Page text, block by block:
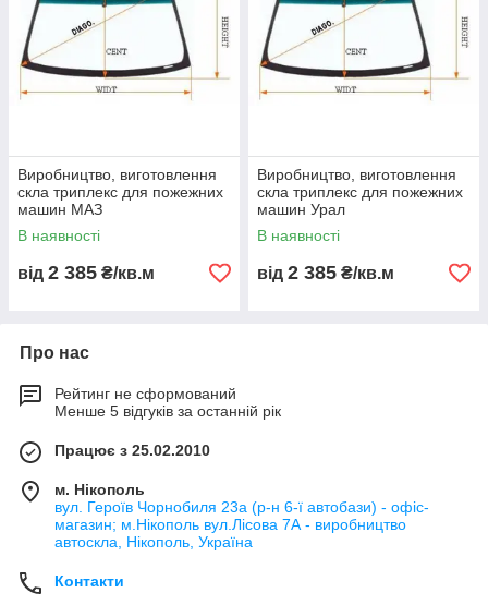
Виробництво, виготовлення
скла триплекс для пожежних
машин МАЗ
В наявності
від 2 385 ₴/кв.м
Виробництво, виготовлення
скла триплекс для пожежних
машин Урал
В наявності
від 2 385 ₴/кв.м
Про нас
Рейтинг не сформований
Менше 5 відгуків за останній рік
Працює з 25.02.2010
м. Нікополь
вул. Героїв Чорнобиля 23а (р-н 6-ї автобази) - офіс-
магазин; м.Нікополь вул.Лісова 7А - виробництво
автоскла, Нікополь, Україна
Контакти